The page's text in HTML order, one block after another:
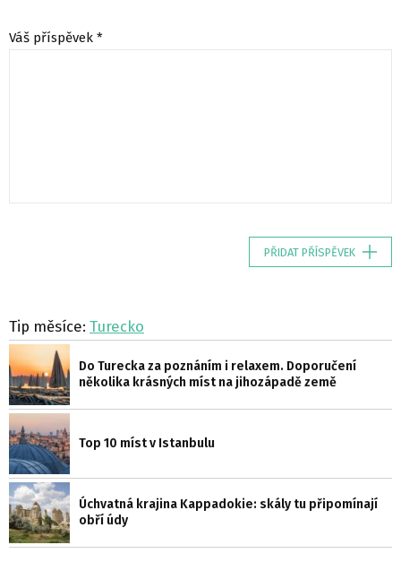
Váš příspěvek *
PŘIDAT PŘÍSPĚVEK
Tip měsíce: Turecko
Do Turecka za poznáním i relaxem. Doporučení
několika krásných míst na jihozápadě země
Top 10 míst v Istanbulu
Úchvatná krajina Kappadokie: skály tu připomínají
obří údy